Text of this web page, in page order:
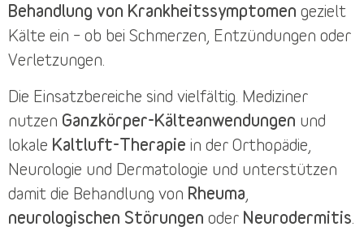
Behandlung von Krankheitssymptomen gezielt
Kälte ein – ob bei Schmerzen, Entzündungen oder
Verletzungen.
Die Einsatzbereiche sind vielfältig. Mediziner
nutzen Ganzkörper-Kälteanwendungen und
lokale Kaltluft-Therapie in der Orthopädie,
Neurologie und Dermatologie und unterstützen
damit die Behandlung von Rheuma
neurologischen Störungen oder Neurodermitis